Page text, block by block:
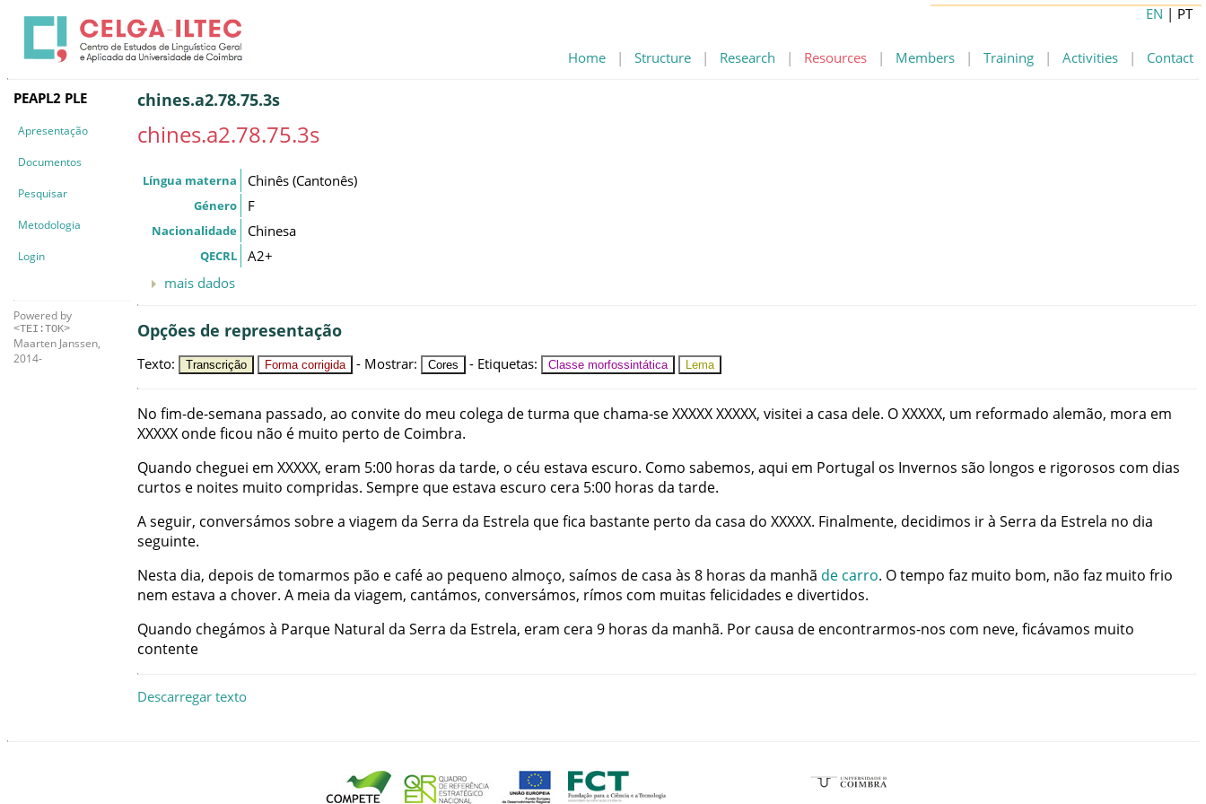
Home | Structure | Research | Resources | Members | Training | Activities | Contact
EN | PT
PEAPL2 PLE
Apresentação
Documentos
Pesquisar
Metodologia
Login
Powered by
<TEI:TOK>
Maarten Janssen,
2014-
chines.a2.78.75.3s
chines.a2.78.75.3s
Língua materna Chinês (Cantonês)
Género F
Nacionalidade Chinesa
QECRL
A2+
mais dados
Opções de representação
Texto: Transcrição Forma corrigida - Mostrar: Cores - Etiquetas: Classe morfossintática Lema
No fim-de-semana passado, ao convite do meu colega deturma que chama-seXXXXXXXXXX, visitei a casa dele. OXXXXX, um reformado alemão, mora em
XXXXX ondeficou não é muito perto de Coimbra.
Quando cheguei em XXXXX, eram 5:00 horas da tarde, o céu estava escuro. Como sabemos, aqui em Portugal os Invernos são longos e rigorosos com dias
curtos e noites muito compridas. Sempre que estava escuro cera 5:00 horas da tarde.
Aseguir, conversámos sobrea viagem da Serra da Estrela quefica bastante perto da casa do XXXXX. Finalmente, decidimos irà Serra da Estrela no dia
seguinte.
Nesta dia, depois detomarmos pão e caféao pequeno almoço, saímos de casa às 8 horas da manhã de carro. Otempo faz muito bom, não faz muito frio
nem estava a chover. A meia da viagem, cantámos, conversámos, rímos com muitas felicidades e divertidos.
Quando chegámos à Parque Natural da Serra da Estrela, eram cera 9 horas da manhã. Por causa de encontrarmos-nos com neve, ficávamos muito
contente
Descarregar texto